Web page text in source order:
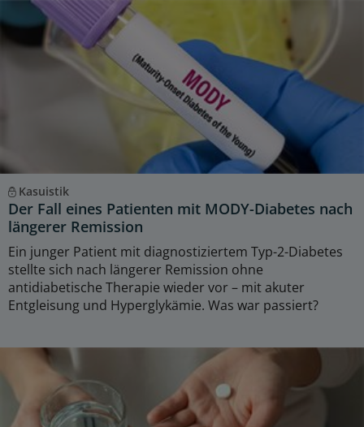
Kasuistik
Der Fall eines Patienten mit MODY-Diabetes nach
längerer Remission
Ein junger Patient mit diagnostiziertem Typ-2-Diabetes
stellte sich nach längerer Remission ohne
antidiabetische Therapie wieder vor – mit akuter
Entgleisung und Hyperglykämie. Was war passiert?